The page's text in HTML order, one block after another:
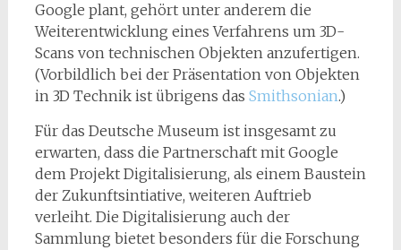
Google plant, gehört unter anderem die
Weiterentwicklung eines Verfahrens um 3D-
Scans von technischen Objekten anzufertigen.
(Vorbildlich bei der Präsentation von Objekten
in 3D Technik ist übrigens das Smithsonian.)
Für das Deutsche Museum ist insgesamt zu
erwarten, dass die Partnerschaft mit Google
dem Projekt Digitalisierung, als einem Baustein
der Zukunftsintiative, weiteren Auftrieb
verleiht. Die Digitalisierung auch der
Sammlung bietet besonders für die Forschung